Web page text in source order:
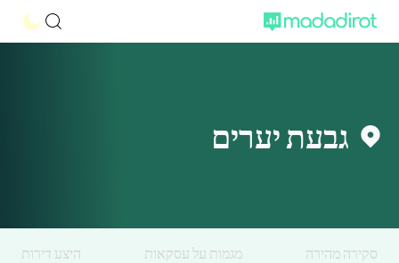
גבעת יערים
סקירה מהירה מגמות על עסקאות היצע דירות